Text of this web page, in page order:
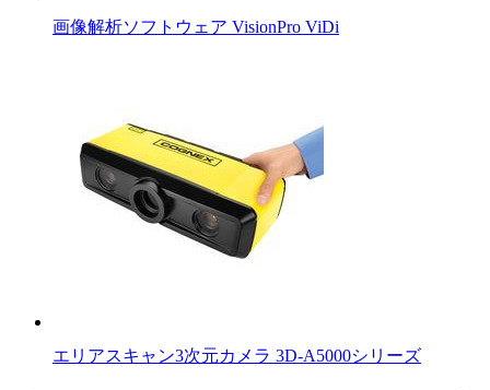
画像解析ソフトウェア VisionPro ViDi
エリアスキャン3次元カメラ 3D-A5000シリーズ